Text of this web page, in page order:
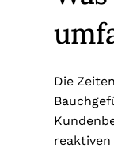
Die
reaktiven